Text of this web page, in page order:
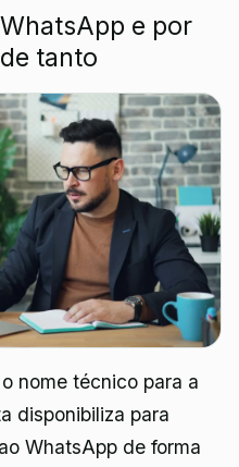
e por
tanto
nome técnico para a
disponibiliza para
WhatsApp de forma